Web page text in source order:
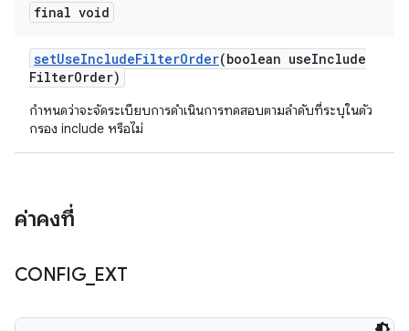
final void
setUseIncludeFilterOrder(boolean useInclude
FilterOrder)
กำหนดว่าจะจัดระเบียบการดำเนินการทดสอบตามลำดับที่ระบุในตัว
กรอง include หรือไม่
ค่าคงที่
CONFIG_ EXT